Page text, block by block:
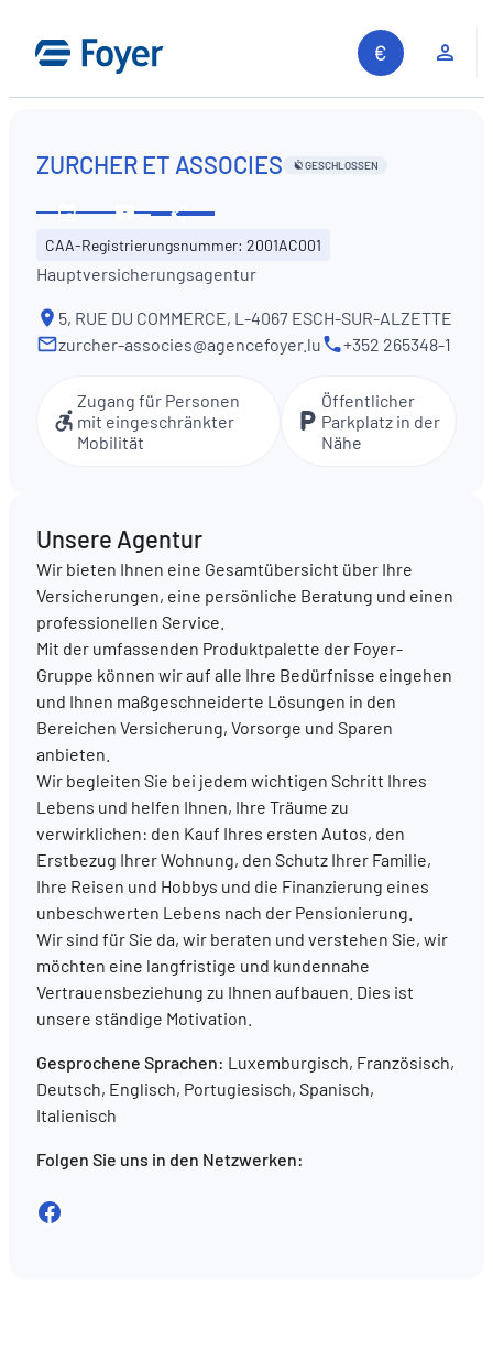
Inhalt
springen
ZURCHER ET ASSOCIES GESCHLOSSEN
ansehenSie
uns
Diese
Information
teilen
CAA-Registrierungsnummer: 2001AC001
Hauptversicherungsagentur
5, RUE DU COMMERCE, L-4067 ESCH-SUR-ALZETTE
zurcher-associes@agencefoyer.lu
+352 265348-1
Zugang für Personen
mit eingeschränkter
Mobilität
Öffentlicher
Parkplatz in der
Nähe
Unsere Agentur
Wir bieten Ihnen eine Gesamtübersicht über Ihre
Versicherungen, eine persönliche Beratung und einen
professionellen Service.
Mit der umfassenden Produktpalette der Foyer-
Gruppe können wir auf alle Ihre Bedürfnisse eingehen
und Ihnen maßgeschneiderte Lösungen in den
Bereichen Versicherung, Vorsorge und Sparen
anbieten.
Wir begleiten Sie bei jedem wichtigen Schritt Ihres
Lebens und helfen Ihnen, Ihre Träume zu
verwirklichen: den Kauf Ihres ersten Autos, den
Erstbezug Ihrer Wohnung, den Schutz Ihrer Familie,
Ihre Reisen und Hobbys und die Finanzierung eines
unbeschwerten Lebens nach der Pensionierung.
Wir sind für Sie da, wir beraten und verstehen Sie, wir
möchten eine langfristige und kundennahe
Vertrauensbeziehung zu Ihnen aufbauen. Dies ist
unsere ständige Motivation.
Gesprochene Sprachen: Luxemburgisch, Französisch,
Deutsch, Englisch, Portugiesisch, Spanisch,
Italienisch
Folgen Sie uns in den Netzwerken:
Facebook